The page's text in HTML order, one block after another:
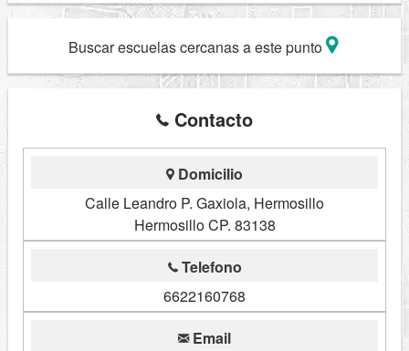
Buscar escuelas cercanas a este punto
Contacto
Domicilio
Calle Leandro P. Gaxiola, Hermosillo
Hermosillo CP. 83138
Telefono
6622160768
Email